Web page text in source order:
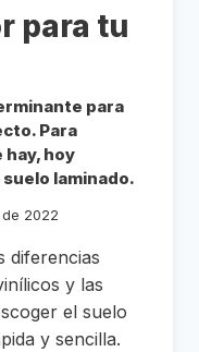
para tu
para
Para
hoy
laminado.
de 2022
diferencias
y las
el suelo
y sencilla.